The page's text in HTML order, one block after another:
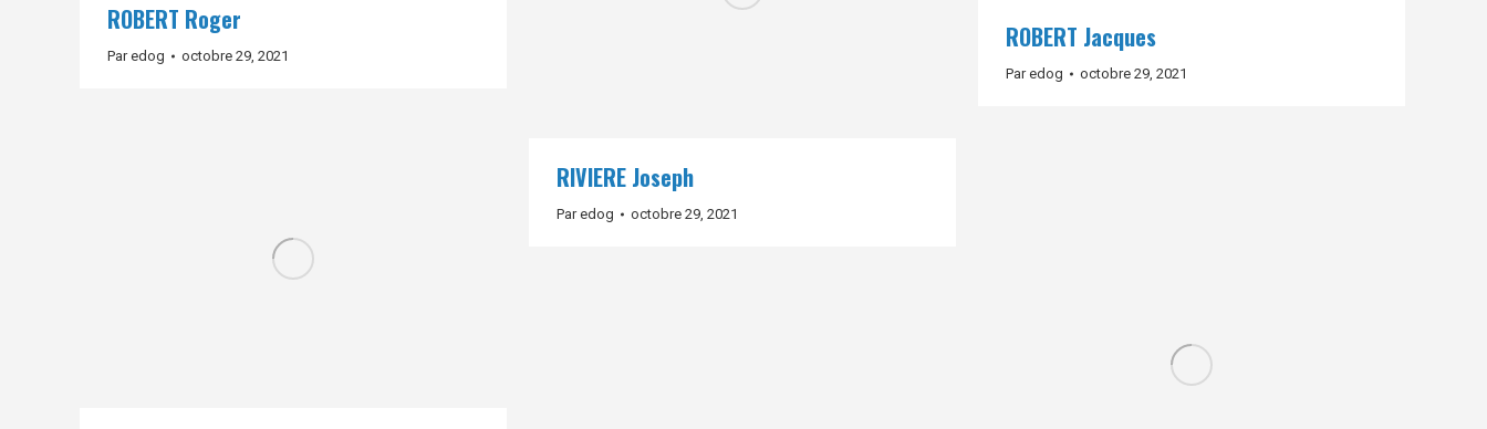
ROBERT Roger
Paredog octobre 29, 2021
ROBERT Jacques
Paredog octobre 29, 2021
RIVIERE Joseph
Paredog octobre 29, 2021